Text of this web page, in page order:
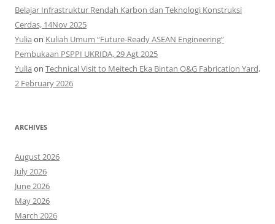
Belajar Infrastruktur Rendah Karbon dan Teknologi Konstruksi
Cerdas, 14Nov 2025
Yulia on Kuliah Umum “Future-Ready ASEAN Engineering”
Pembukaan PSPPI UKRIDA, 29 Agt 2025
Yulia on Technical Visit to Meitech Eka Bintan O&G Fabrication Yard,
2 February 2026
ARCHIVES
August 2026
July 2026
June 2026
May 2026
March 2026